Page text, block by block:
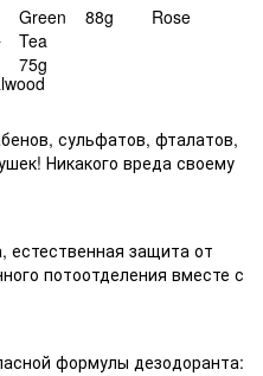
сульфатов, фталатов,
Никакого вреда своему
естественная защита от
потоотделения вместе с
формулы дезодоранта: